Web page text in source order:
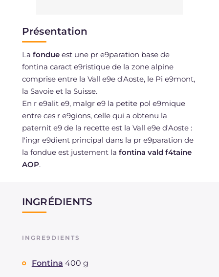
Présentation
La fondueest une pr e9paration base de
fontina caract e9ristique de la zone alpine
comprise entre la Vall e9e d'Aoste, le Pi e9mont,
la Savoie et la Suisse.
En r e9alit e9, malgr e9 la petite pol e9mique
entre ces r e9gions, celle qui a obtenu la
paternit e9 de la recette est la Vall e9e d'Aoste :
l'ingr e9dient principal dans la pr e9paration de
la fondue est justement la fontina vald f4taine
AOP.
INGRÉDIENTS
INGRE9DIENTS
Fontina 400 g